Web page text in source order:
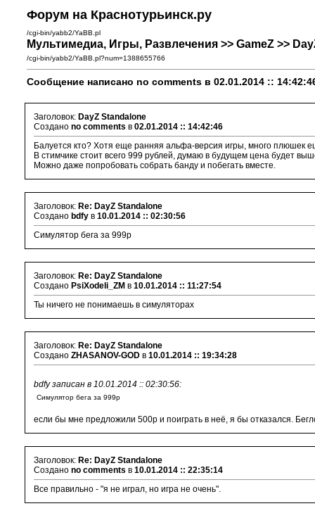
Форум на Краснотурьинск.ру
/cgi-bin/yabb2/YaBB.pl
Мультимедиа, Игры, Развлечения >> GameZ >>
/cgi-bin/yabb2/YaBB.pl?num=1388655766
Сообщение написано no comments в 02.01.2014 ::
Заголовок: DayZ Standalone
Создано no comments в 02.01.2014 :: 14:42:46
Балуется кто? Хотя еще ранняя альфа-версия игры, много плюшек
В стимчике стоит всего 999 рублей, думаю в будущем цена будет
Можно даже попробовать собрать банду и побегать вместе.
Заголовок: Re: DayZ Standalone
Создано bdfy в 10.01.2014 :: 02:30:56
Симулятор бега за 999р
Заголовок: Re: DayZ Standalone
Создано PsiXodeli_ZM в 10.01.2014 :: 11:27:54
Ты ничего не понимаешь в симуляторах
Заголовок: Re: DayZ Standalone
Создано ZHASANOV-GOD в 10.01.2014 :: 19:34:28
bdfy записан в 10.01.2014 :: 02:30:56:
Симулятор бега за 999р
если бы мне предложили 500р и поиграть в неё, я бы отказался.
Заголовок: Re: DayZ Standalone
Создано no comments в 10.01.2014 :: 22:35:14
Все правильно - "я не играл, но игра не очень".